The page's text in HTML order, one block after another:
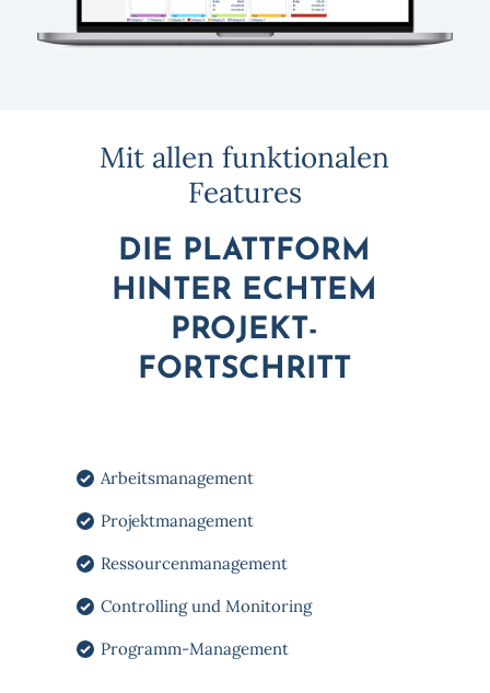
Mit allen funktionalen
Features
DIE PLATTFORM
HINTER ECHTEM
PROJEKT-
FORTSCHRITT
Arbeitsmanagement
Projektmanagement
Ressourcenmanagement
Controlling und Monitoring
Programm-Management